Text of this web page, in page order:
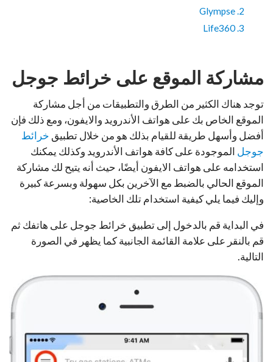
2. Glympse
3. Life360
مشاركة الموقع على خرائط جوجل
توجد هناك الكثير من الطرق والتطبيقات من أجل مشاركة
الموقع الخاص بك على هواتف الأندرويد والايفون، ومع ذلك فإن
أفضل وأسهل طريقة للقيام بذلك هو من خلال تطبيق خرائط
جوجل الموجودة على كافة هواتف الأندرويد وكذلك يمكنك
استخدامه على هواتف الايفون أيضًا، حيث أنه يتيح لك مشاركة
الموقع الحالي بالضبط مع الآخرين بكل سهولة وبسرعة كبيرة
وإليك فيما يلي كيفية استخدام تلك الخاصية:
في البداية قم بالدخول إلى تطبيق خرائط جوجل على هاتفك ثم
قم بالنقر على علامة القائمة الجانبية كما يظهر في الصورة
التالية.